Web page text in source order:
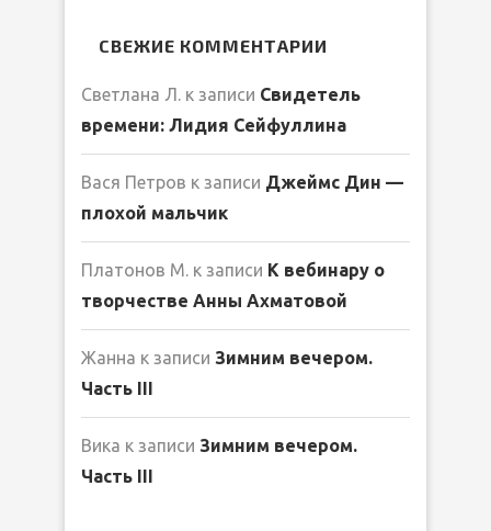
СВЕЖИЕ КОММЕНТАРИИ
Светлана Л. к записи Свидетель
времени: Лидия Сейфуллина
Вася Петров к записи Джеймс Дин —
плохой мальчик
Платонов М. к записи К вебинару о
творчестве Анны Ахматовой
Жанна к записи Зимним вечером.
Часть III
Вика к записи Зимним вечером.
Часть III